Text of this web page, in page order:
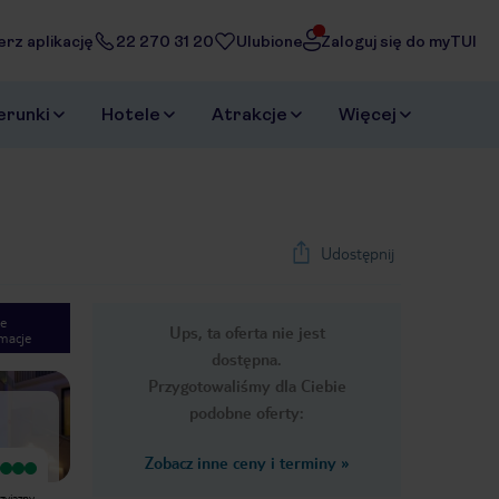
aplikację 22 270 31 20 Ulubione Zaloguj się do myTUI
Hotele Atrakcje Więcej
Udostępnij
Ups, ta oferta nie jest
dostępna.
Przygotowaliśmy dla Ciebie
podobne oferty:
Zobacz inne ceny i terminy »
Next slide
1/34
Wyjątkowy